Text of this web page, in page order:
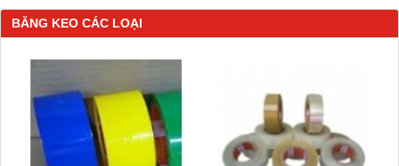
BĂNG KEO CÁC LOẠI